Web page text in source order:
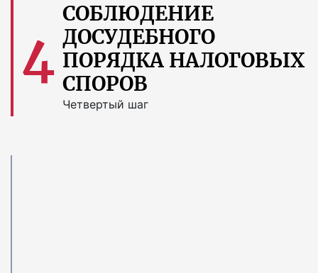
4
СОБЛЮДЕНИЕ
ДОСУДЕБНОГО
ПОРЯДКА НАЛОГОВЫХ
СПОРОВ
Четвертый шаг